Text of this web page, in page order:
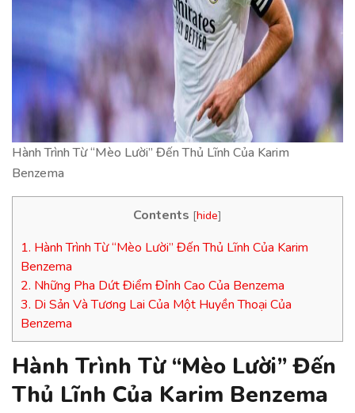
Hành Trình Từ “Mèo Lười” Đến Thủ Lĩnh Của Karim
Benzema
Contents [hide]
1. Hành Trình Từ “Mèo Lười” Đến Thủ Lĩnh Của Karim
Benzema
2. Những Pha Dứt Điểm Đỉnh Cao Của Benzema
3. Di Sản Và Tương Lai Của Một Huyền Thoại Của
Benzema
Hành Trình Từ “Mèo Lười” Đến
Thủ Lĩnh Của Karim Benzema